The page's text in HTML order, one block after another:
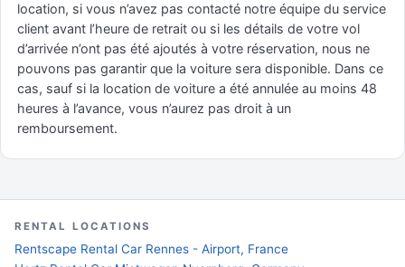
location, si vous n’avez pas contacté notre équipe du service
client avant l’heure de retrait ou si les détails de votre vol
d’arrivée n’ont pas été ajoutés à votre réservation, nous ne
pouvons pas garantir que la voiture sera disponible. Dans ce
cas, sauf si la location de voiture a été annulée au moins 48
heures à l’avance, vous n’aurez pas droit à un
remboursement.
RENTAL LOCATIONS
Rentscape Rental Car Rennes - Airport, France